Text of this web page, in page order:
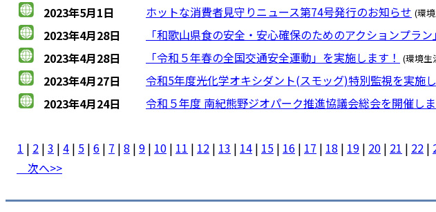
2023年5月1日 ホットな消費者見守りニュース第74号発行のお知らせ (環
2023年4月28日 「和歌山県食の安全・安心確保のためのアクションプラ
2023年4月28日 「令和５年春の全国交通安全運動」を実施します！ (環境
2023年4月27日 令和5年度光化学オキシダント(スモッグ)特別監視を実施
2023年4月24日 令和５年度 南紀熊野ジオパーク推進協議会総会を開催し
1 | 2 | 3 | 4 | 5 | 6 | 7 | 8 | 9 | 10 | 11 | 12 | 13 | 14 | 15 | 16 | 17 | 18 | 19 | 20 | 21 | 22 |
次へ>>